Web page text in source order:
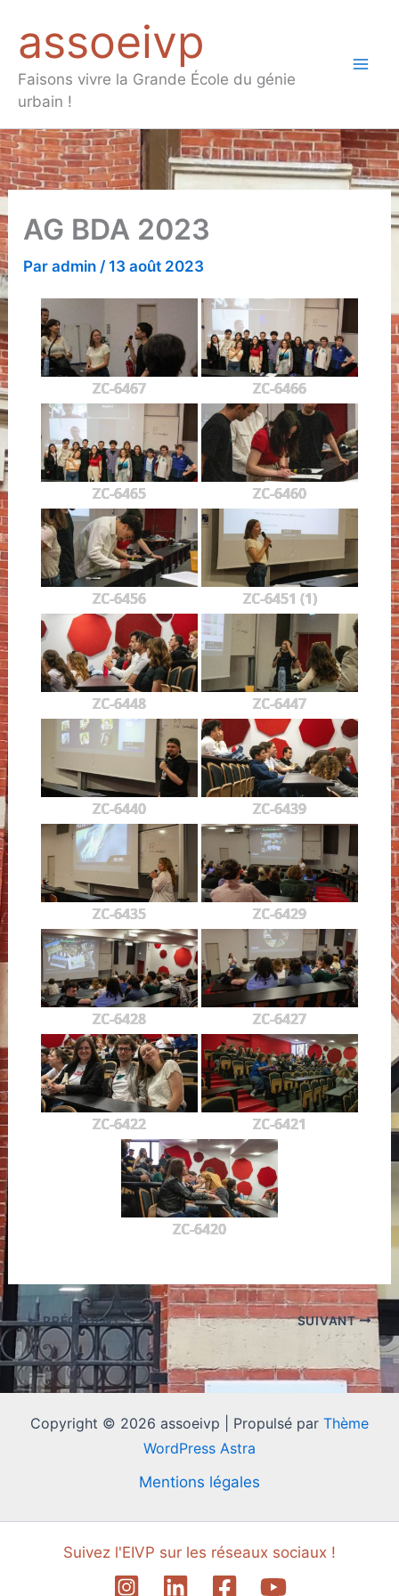
contenu
assoeivp
Faisons vivre la Grande École du génie
urbain !
AG BDA 2023
Paradmin / 13 août 2023
ZC-6467 ZC-6466
ZC-6465 ZC-6460
ZC-6456 ZC-6451 (1)
ZC-6448 ZC-6447
ZC-6440 ZC-6439
ZC-6435 ZC-6429
ZC-6428 ZC-6427
ZC-6422 ZC-6421
ZC-6420
PRÉCÉDENT SUIVANT
Copyright © 2026 assoeivp | Propulsé par Thème
WordPress Astra
Mentions légales
Suivez l'EIVP sur les réseaux sociaux !